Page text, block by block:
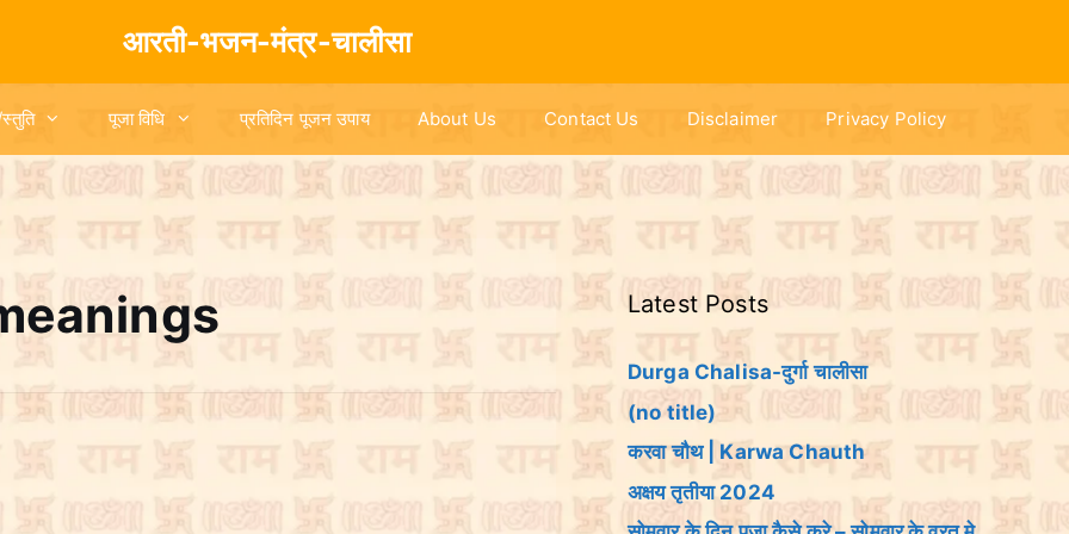
आरती-भजन-मंत्र-चालीसा
पूजा विधि प्रतिदिन पूजन उपाय About Us Contact Us Disclaimer Privacy Policy
Latest Posts
Durga Chalisa-दुर्गा चालीसा
(no title)
करवा चौथ | Karwa Chauth
अक्षय तृतीया 2024